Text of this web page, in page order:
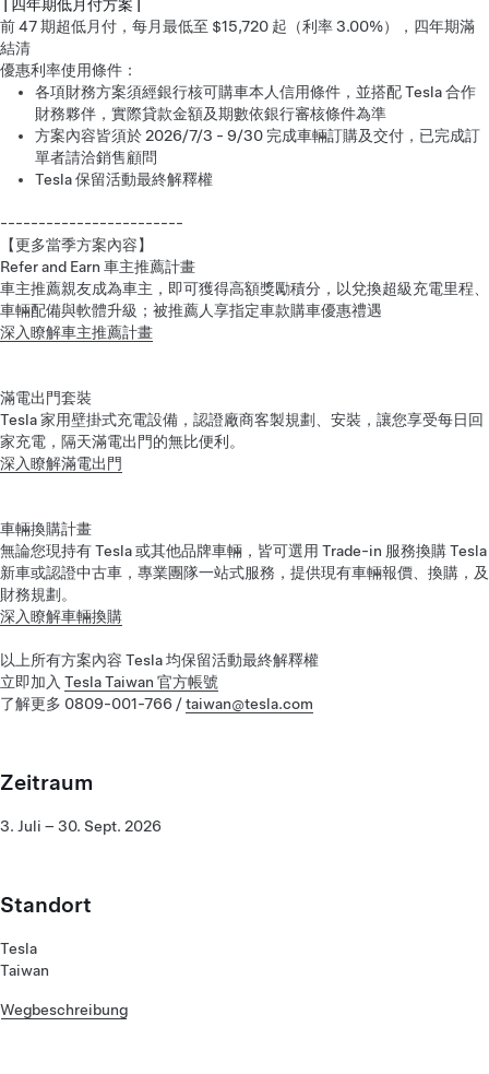
| 四年期低月付方案 |
前 47 期超低月付，每月最低至 $15,720 起（利率 3.00%），四年期滿
結清
優惠利率使用條件：
各項財務方案須經銀行核可購車本人信用條件，並搭配 Tesla 合作
財務夥伴，實際貸款金額及期數依銀行審核條件為準
方案內容皆須於 2026/7/3 - 9/30 完成車輛訂購及交付，已完成訂
單者請洽銷售顧問
Tesla 保留活動最終解釋權
------------------------
【更多當季方案內容】
Refer and Earn 車主推薦計畫
車主推薦親友成為車主，即可獲得高額獎勵積分，以兌換超級充電里程、
車輛配備與軟體升級；被推薦人享指定車款購車優惠禮遇
深入瞭解車主推薦計畫
滿電出門套裝
Tesla 家用壁掛式充電設備，認證廠商客製規劃、安裝，讓您享受每日回
家充電，隔天滿電出門的無比便利。
深入瞭解滿電出門
車輛換購計畫
無論您現持有 Tesla 或其他品牌車輛，皆可選用 Trade-in 服務換購 Tesla
新車或認證中古車，專業團隊一站式服務，提供現有車輛報價、換購，及
財務規劃。
深入瞭解車輛換購
以上所有方案內容 Tesla 均保留活動最終解釋權
立即加入 Tesla Taiwan 官方帳號
了解更多 0809-001-766 /taiwan@tesla.com
Zeitraum
3. Juli – 30. Sept. 2026
Standort
Tesla
Taiwan
Wegbeschreibung